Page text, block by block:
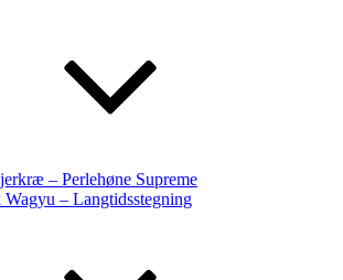
– Perlehøne Supreme
Wagyu – Langtidsstegning